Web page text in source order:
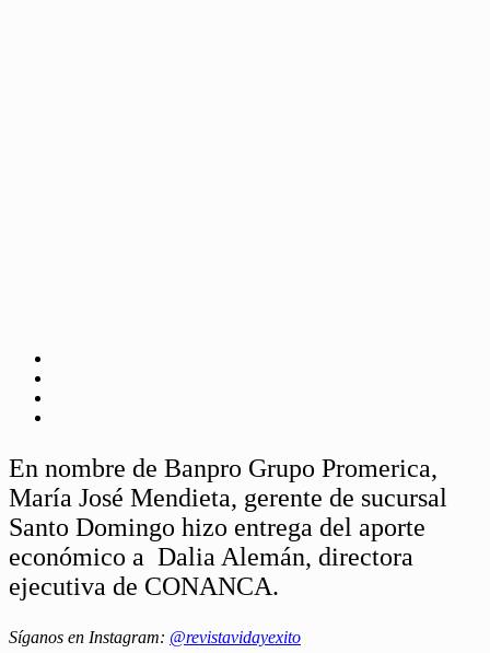
En nombre de Banpro Grupo Promerica,
María José Mendieta, gerente de sucursal
Santo Domingo hizo entrega del aporte
económico a Dalia Alemán, directora
ejecutiva de CONANCA.
Síganos en Instagram: @revistavidayexito